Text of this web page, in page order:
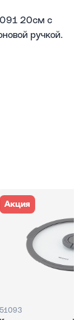
20см с
ручкой.
Акция
51093